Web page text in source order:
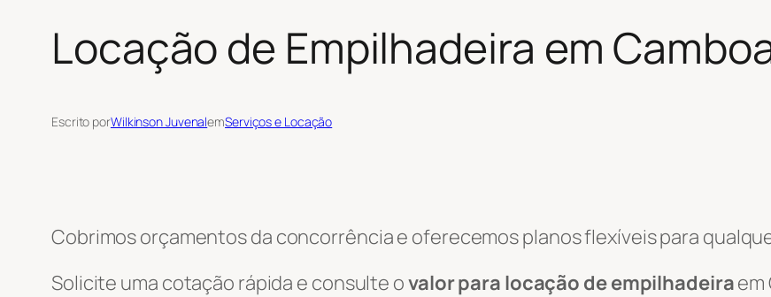
Locação de Empilhadeira em
Escrito porWilkinson JuvenalemServiços e Locação
Cobrimos orçamentos da concorrência e oferecemos planos flexíveis para
Solicite uma cotação rápida e consulte ovalor para locação de empilhadeiraem